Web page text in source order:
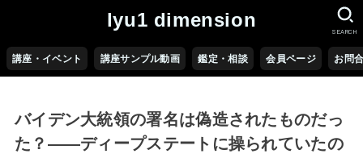
lyu1 dimension
講座・イベント 講座サンプル動画 鑑定・相談 会員ページ お問
SEARCH
バイデン大統領の署名は偽造されたものだっ
た？――ディープステートに操られていたの